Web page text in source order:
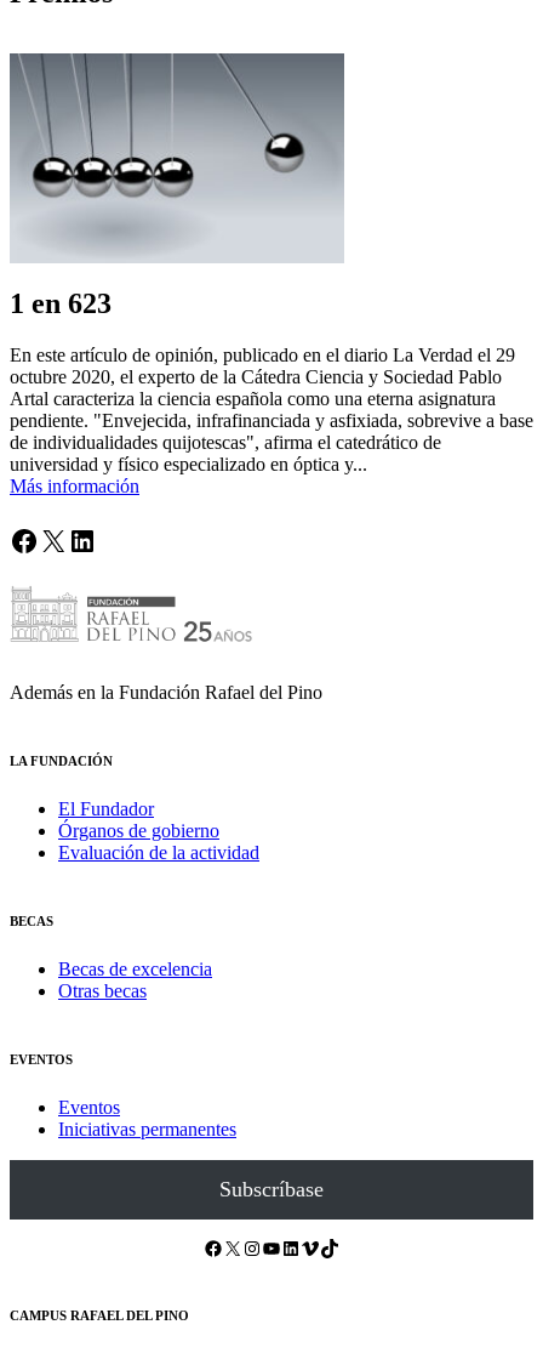
1 en 623
En este artículo de opinión, publicado en el diario La Verdad el 29
octubre 2020, el experto de la Cátedra Ciencia y Sociedad Pablo
Artal caracteriza la ciencia española como una eterna asignatura
pendiente. "Envejecida, infrafinanciada y asfixiada, sobrevive a base
de individualidades quijotescas", afirma el catedrático de
universidad y físico especializado en óptica y...
Más información
Facebook
X LinkedIn
Además en la Fundación Rafael del Pino
LA FUNDACIÓN
El Fundador
Órganos de gobierno
Evaluación de la actividad
BECAS
Becas de excelencia
Otras becas
EVENTOS
Eventos
Iniciativas permanentes
Subscríbase
Facebook X Instagram YouTube LinkedIn Vimeo TikTok
CAMPUS RAFAEL DEL PINO